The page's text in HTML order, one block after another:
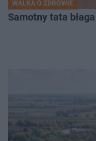
WALKA O ZDROWIE
Samotny tata